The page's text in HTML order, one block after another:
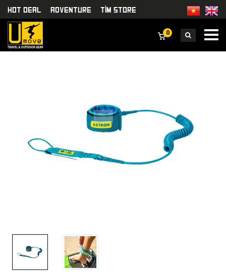
HOT DEAL Adventure TÌm Store
0